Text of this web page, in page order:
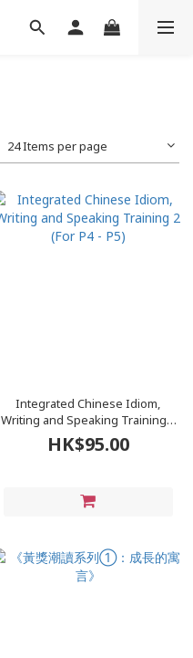
24 Items per page
Integrated Chinese Idiom,
Writing and Speaking Training 2
(For P4 - P5)
HK$95.00